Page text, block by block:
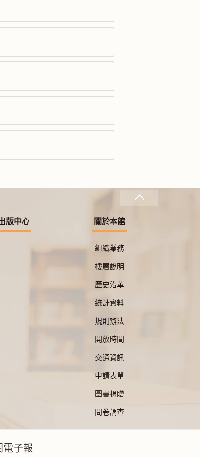
版中心 關於本館
組織業務
樓層說明
歷史沿革
統計資料
規則辦法
開放時間
交通資訊
申請表單
圖書捐贈
問卷調查
電子報